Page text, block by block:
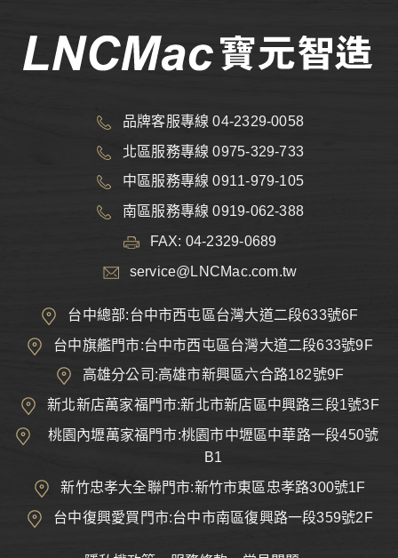
品牌客服專線 04-2329-0058
北區服務專線 0975-329-733
中區服務專線 0911-979-105
南區服務專線 0919-062-388
FAX: 04-2329-0689
service@LNCMac.com.tw
台中總部:台中市西屯區台灣大道二段633號6F
台中旗艦門市:台中市西屯區台灣大道二段633號9F
高雄分公司:高雄市新興區六合路182號9F
新北新店萬家福門市:新北市新店區中興路三段1號3F
桃園內壢萬家福門市:桃園市中壢區中華路一段450號
B1
新竹忠孝大全聯門市:新竹市東區忠孝路300號1F
台中復興愛買門市:台中市南區復興路一段359號2F